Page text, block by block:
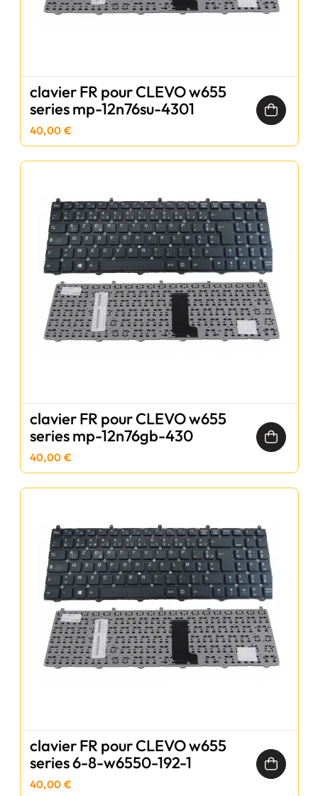
clavier FR pour CLEVO w655
series mp-12n76su-4301
40,00 €
clavier FR pour CLEVO w655
series mp-12n76gb-430
40,00 €
clavier FR pour CLEVO w655
series 6-8-w6550-192-1
40,00 €